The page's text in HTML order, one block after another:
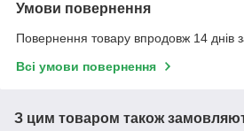
Умови повернення
Повернення товару впродовж 14 днів
Всі умови повернення
З цим товаром також